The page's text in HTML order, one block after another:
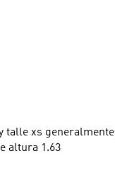
talle xs
altura 1.63